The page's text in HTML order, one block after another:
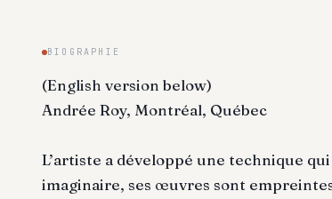
BIOGRAPHIE
(English version below)
Andrée Roy, Montréal, Québec
L’artiste a développé une technique
imaginaire, ses œuvres sont